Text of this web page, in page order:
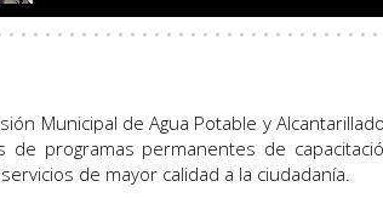
· · · · · · · · · · · · · · · · · · · · · · · · · · · · ·
Municipal de Agua Potable y
de programas permanentes de
de mayor calidad a la ciudadanía.